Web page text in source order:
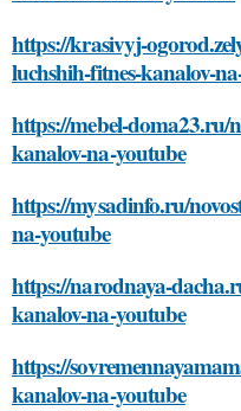
https://krasivyj-
luchshih-fitnes-kanalov-
https://mebel-doma23.ru/
kanalov-na-youtube
https://mysadinfo.ru/
na-youtube
https://narodnaya-
kanalov-na-youtube
https://
kanalov-na-youtube